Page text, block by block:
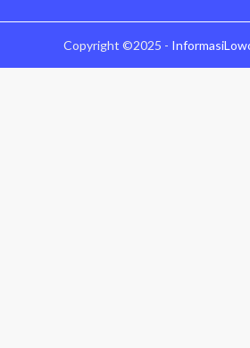
Copyright ©2025 -